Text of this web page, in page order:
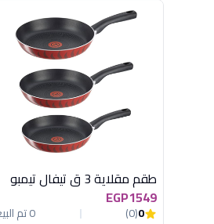
طقم مقلاية 3 ق تيفال تيمبو
EGP1549
0
(0)
0 تم البيع